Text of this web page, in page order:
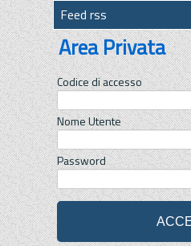
Feed rss
Area Privata
Codice di accesso
Nome Utente
Password